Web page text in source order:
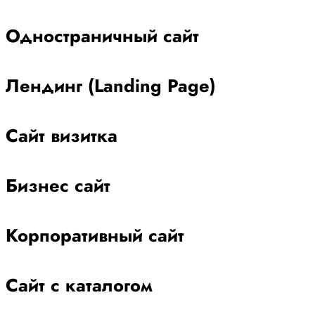
Одностраничный сайт
Лендинг (Landing Page)
Сайт визитка
Бизнес сайт
Корпоративный сайт
Сайт с каталогом